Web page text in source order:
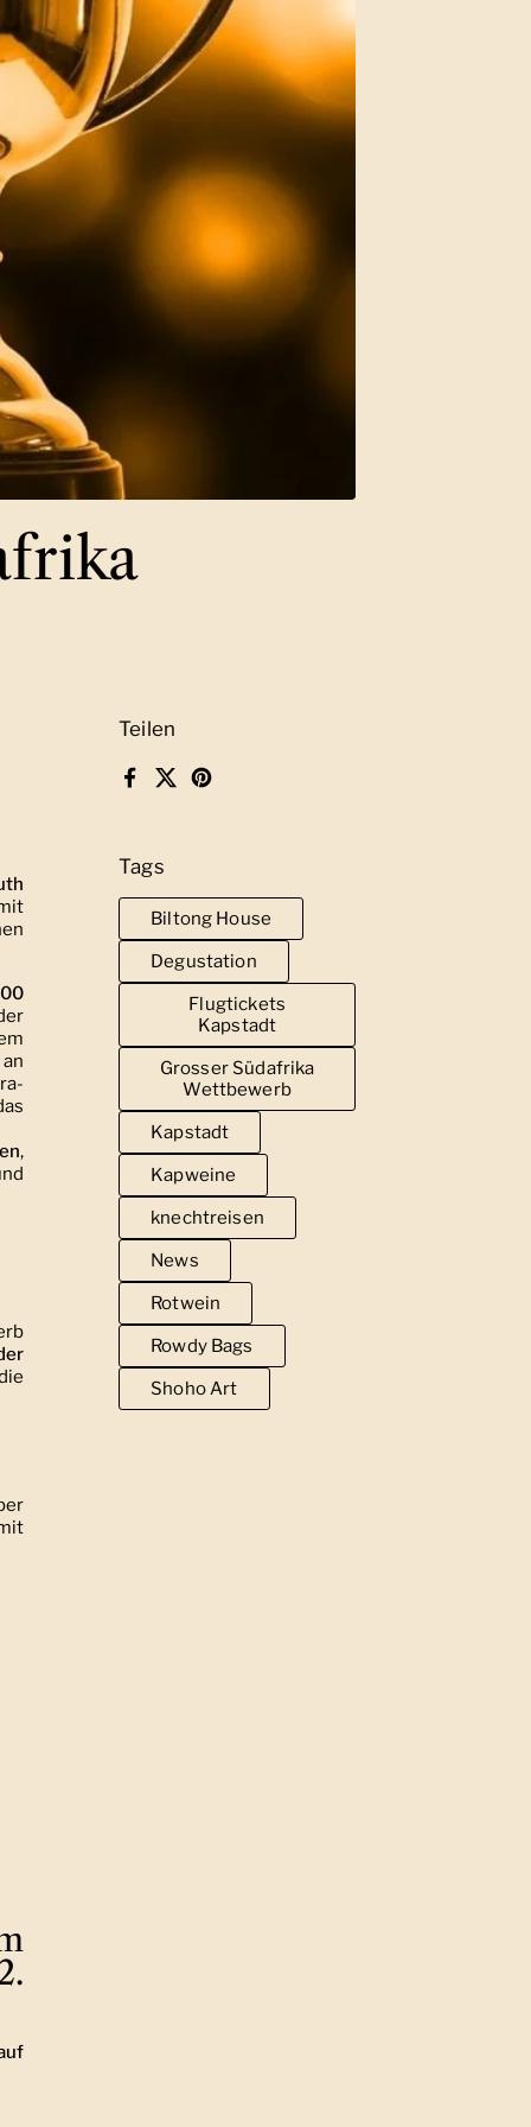
Teilen
Facebook
X (Twitter)
Pinterest
Tags
Biltong House
Degustation
Flugtickets
Kapstadt
Grosser Südafrika
Wettbewerb
Kapstadt
Kapweine
knechtreisen
News
Rotwein
Rowdy Bags
Shoho Art
,